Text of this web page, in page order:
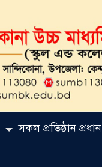
সকল প্রতিষ্ঠান প্রধান